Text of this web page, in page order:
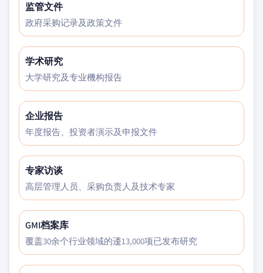
监管文件
政府采购记录及政策文件
学术研究
大学研究及专业機构报告
企业报告
年度报告、投资者演示及申报文件
专家访谈
高层管理人员、采购负责人及技术专家
GMI档案库
覆盖30余个行业领域的逶13,000项已发布研究